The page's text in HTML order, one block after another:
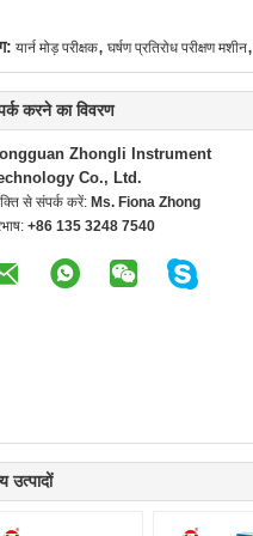
यार्न मोड़ परीक्षक, घर्षण प्रतिरोध परीक्षण मशीन,
करने का विवरण
Zhongli Instrument
Co., Ltd.
से संपर्क करें: Ms. Fiona Zhong
+86 135 3248 7540
उत्पादों